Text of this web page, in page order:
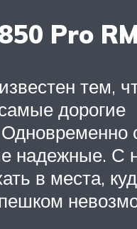
Pro
тем,
дорогие
надежные. С
в места,